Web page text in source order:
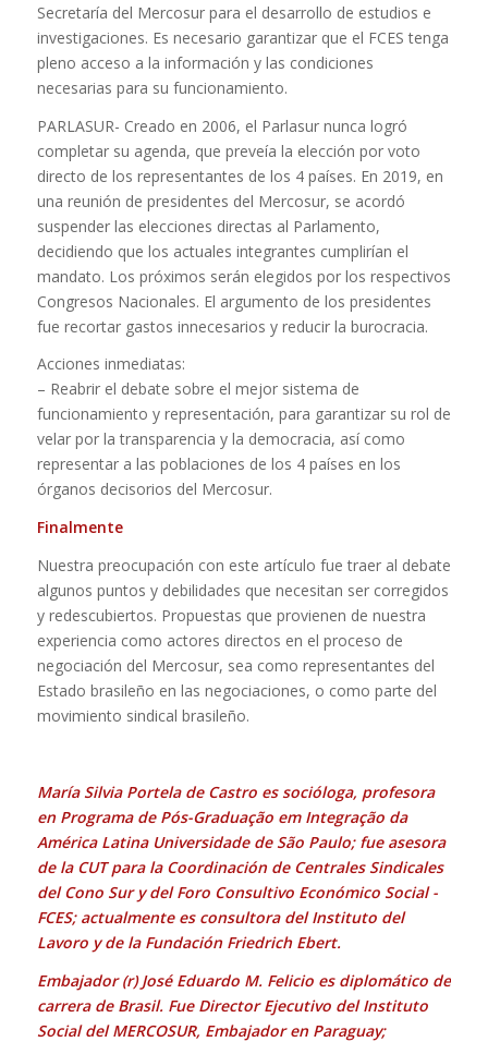
Secretaría del Mercosur para el desarrollo de estudios e
investigaciones. Es necesario garantizar que el FCES tenga
pleno acceso a la información y las condiciones
necesarias para su funcionamiento.
PARLASUR- Creado en 2006, el Parlasur nunca logró
completar su agenda, que preveía la elección por voto
directo de los representantes de los 4 países. En 2019, en
una reunión de presidentes del Mercosur, se acordó
suspender las elecciones directas al Parlamento,
decidiendo que los actuales integrantes cumplirían el
mandato. Los próximos serán elegidos por los respectivos
Congresos Nacionales. El argumento de los presidentes
fue recortar gastos innecesarios y reducir la burocracia.
Acciones inmediatas:
– Reabrir el debate sobre el mejor sistema de
funcionamiento y representación, para garantizar su rol de
velar por la transparencia y la democracia, así como
representar a las poblaciones de los 4 países en los
órganos decisorios del Mercosur.
Finalmente
Nuestra preocupación con este artículo fue traer al debate
algunos puntos y debilidades que necesitan ser corregidos
y redescubiertos. Propuestas que provienen de nuestra
experiencia como actores directos en el proceso de
negociación del Mercosur, sea como representantes del
Estado brasileño en las negociaciones, o como parte del
movimiento sindical brasileño.
María Silvia Portela de Castro es socióloga, profesora
en Programa de Pós-Graduação em Integração da
América Latina Universidade de São Paulo; fue asesora
de la CUT para la Coordinación de Centrales Sindicales
del Cono Sur y del Foro Consultivo Económico Social -
FCES; actualmente es consultora del Instituto del
Lavoro y de la Fundación Friedrich Ebert.
Embajador (r) José Eduardo M. Felicio es diplomático de
carrera de Brasil. Fue Director Ejecutivo del Instituto
Social del MERCOSUR, Embajador en Paraguay;